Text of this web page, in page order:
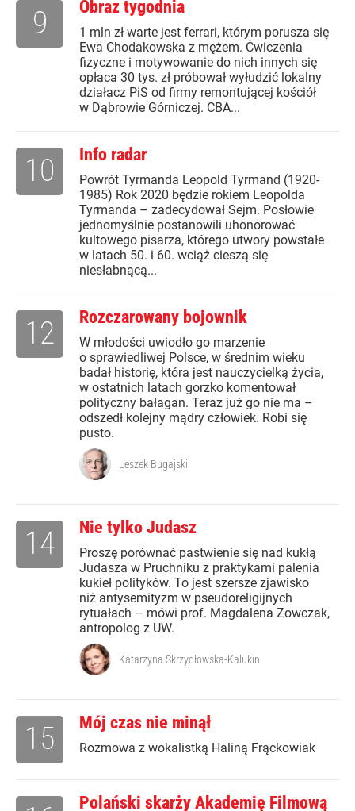
Obraz tygodnia
1 mln zł warte jest ferrari, którym porusza się
Ewa Chodakowska z mężem. Ćwiczenia
fizyczne i motywowanie do nich innych się
opłaca 30 tys. zł próbował wyłudzić lokalny
działacz PiS od firmy remontującej kościół
w Dąbrowie Górniczej. CBA...
9
Info radar
Powrót Tyrmanda Leopold Tyrmand (1920-
1985) Rok 2020 będzie rokiem Leopolda
Tyrmanda – zadecydował Sejm. Posłowie
jednomyślnie postanowili uhonorować
kultowego pisarza, którego utwory powstałe
w latach 50. i 60. wciąż cieszą się
niesłabnącą...
10
Rozczarowany bojownik
W młodości uwiodło go marzenie
o sprawiedliwej Polsce, w średnim wieku
badał historię, która jest nauczycielką życia,
w ostatnich latach gorzko komentował
polityczny bałagan. Teraz już go nie ma –
odszedł kolejny mądry człowiek. Robi się
pusto.
12
Leszek Bugajski
Nie tylko Judasz
Proszę porównać pastwienie się nad kukłą
Judasza w Pruchniku z praktykami palenia
kukieł polityków. To jest szersze zjawisko
niż antysemityzm w pseudoreligijnych
rytuałach – mówi prof. Magdalena Zowczak,
antropolog z UW.
14
Katarzyna Skrzydłowska-Kalukin
Mój czas nie minął
Rozmowa z wokalistką Haliną Frąckowiak
15
Polański skarży Akademię Filmową